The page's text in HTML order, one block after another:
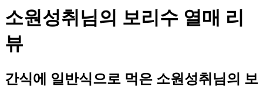
소원성취님의 보리수 열매 리
뷰
간식에 일반식으로 먹은 소원성취님의 보